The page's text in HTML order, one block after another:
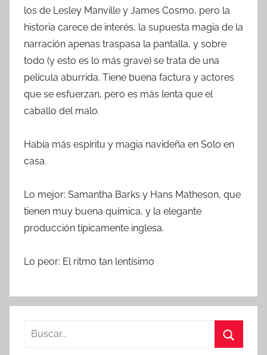
los de Lesley Manville y James Cosmo, pero la
historia carece de interés, la supuesta magia de la
narración apenas traspasa la pantalla, y sobre
todo (y esto es lo más grave) se trata de una
película aburrida. Tiene buena factura y actores
que se esfuerzan, pero es más lenta que el
caballo del malo.
Había más espíritu y magia navideña en Solo en
casa.
Lo mejor: Samantha Barks y Hans Matheson, que
tienen muy buena química, y la elegante
producción típicamente inglesa.
Lo peor: El ritmo tan lentísimo